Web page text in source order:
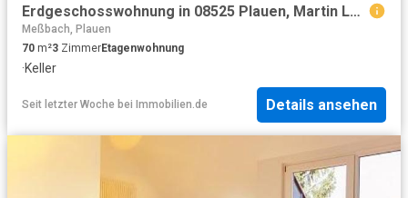
Erdgeschosswohnung in 08525 Plauen, Martin Luther Str
Meßbach, Plauen
70 m²3 ZimmerEtagenwohnung
·Keller
Seit letzter Woche bei Immobilien.de Details ansehen